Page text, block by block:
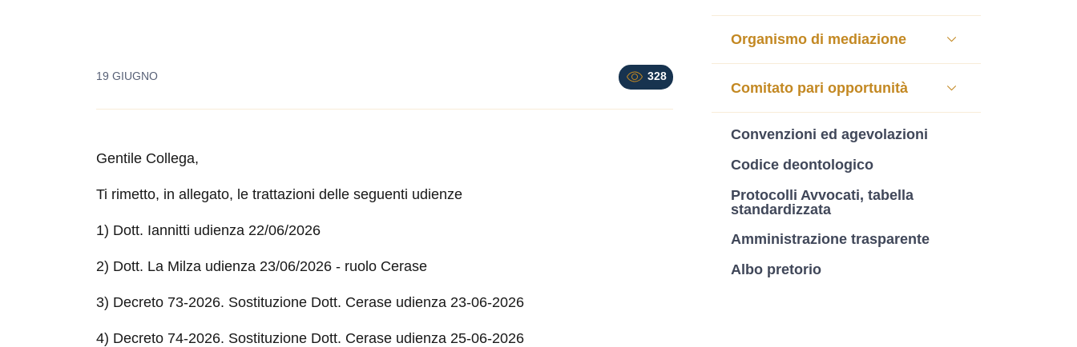
19 GIUGNO 328
Gentile Collega,
Ti rimetto, in allegato, le trattazioni delle seguenti udienze
1) Dott. Iannitti udienza 22/06/2026
2) Dott. La Milza udienza 23/06/2026 - ruolo Cerase
3) Decreto 73-2026. Sostituzione Dott. Cerase udienza 23-06-2026
4) Decreto 74-2026. Sostituzione Dott. Cerase udienza 25-06-2026
Organismo di mediazione
Comitato pari opportunità
Convenzioni ed agevolazioni
Codice deontologico
Protocolli Avvocati, tabella
standardizzata
Amministrazione trasparente
Albo pretorio